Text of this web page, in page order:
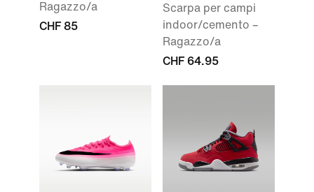
Ragazzo/a
CHF 85
Scarpa per campi
indoor/cemento –
Ragazzo/a
CHF 64.95